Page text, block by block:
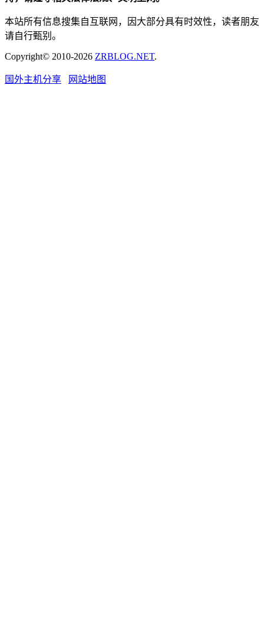
本站所有信息搜集自互联网，因大部分具有时效性，读者朋友
请自行甄别。
Copyright© 2010-2026 ZRBLOG.NET.
国外主机分享 网站地图